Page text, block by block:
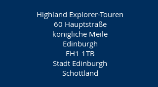
Highland Explorer-Touren
60 Hauptstraße
königliche Meile
Edinburgh
EH1 1TB
Stadt Edinburgh
Schottland